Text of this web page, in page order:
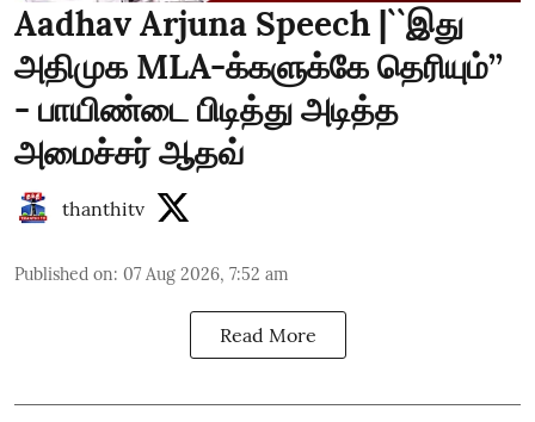
Aadhav Arjuna Speech |``இது
அதிமுக MLA-க்களுக்கே தெரியும்’’
- பாயிண்டை பிடித்து அடித்த
அமைச்சர் ஆதவ்
thanthitv
Published on: 07 Aug 2026, 7:52 am
Read More